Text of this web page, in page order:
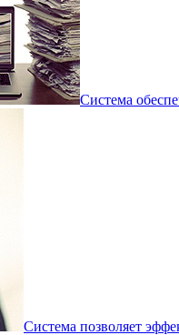
Система
Система позволяет